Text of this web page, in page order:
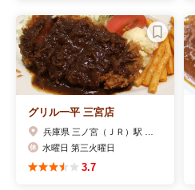
グリル一平 三宮店
水曜日 第三火曜日
3.7